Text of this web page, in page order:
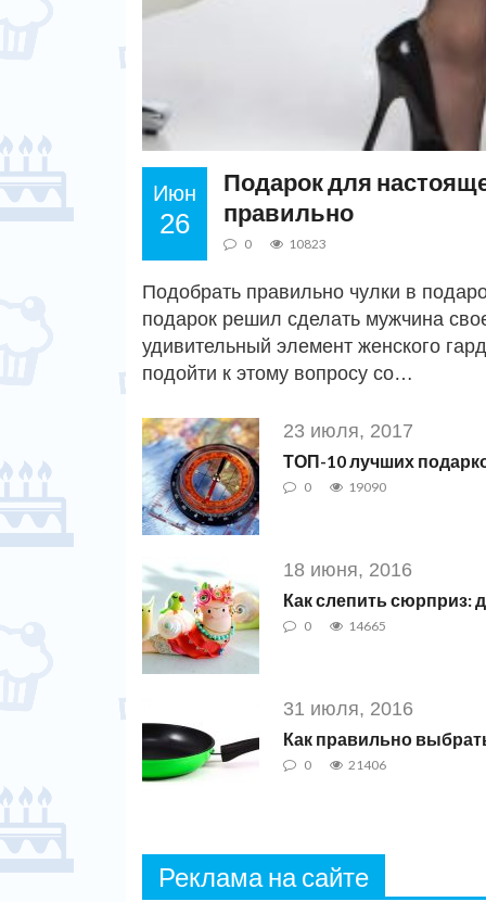
Июн
26
Подарок для
правильно
0 10823
Подобрать правильно чулки в
подарок решил сделать мужчина
удивительный элемент женского
подойти к этому вопросу со…
23 июля, 2017
ТОП-10 лучших
0 19090
18 июня, 2016
Как слепить сюрприз:
0 14665
31 июля, 2016
Как правильно
0 21406
Реклама на сайте